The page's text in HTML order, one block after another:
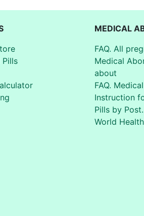
MEDICAL
FAQ. All
Medical
about
FAQ.
Instruction
Pills by
World